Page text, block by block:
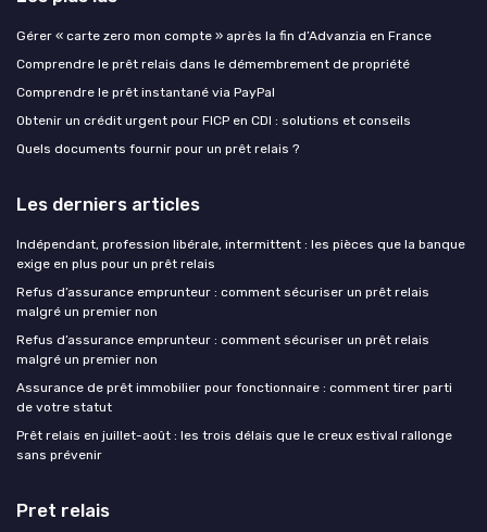
Gérer « carte zero mon compte » après la fin d’Advanzia en France
Comprendre le prêt relais dans le démembrement de propriété
Comprendre le prêt instantané via PayPal
Obtenir un crédit urgent pour FICP en CDI : solutions et conseils
Quels documents fournir pour un prêt relais ?
Les derniers articles
Indépendant, profession libérale, intermittent : les pièces que la banque
exige en plus pour un prêt relais
Refus d’assurance emprunteur : comment sécuriser un prêt relais
malgré un premier non
Refus d’assurance emprunteur : comment sécuriser un prêt relais
malgré un premier non
Assurance de prêt immobilier pour fonctionnaire : comment tirer parti
de votre statut
Prêt relais en juillet-août : les trois délais que le creux estival rallonge
sans prévenir
Pret relais